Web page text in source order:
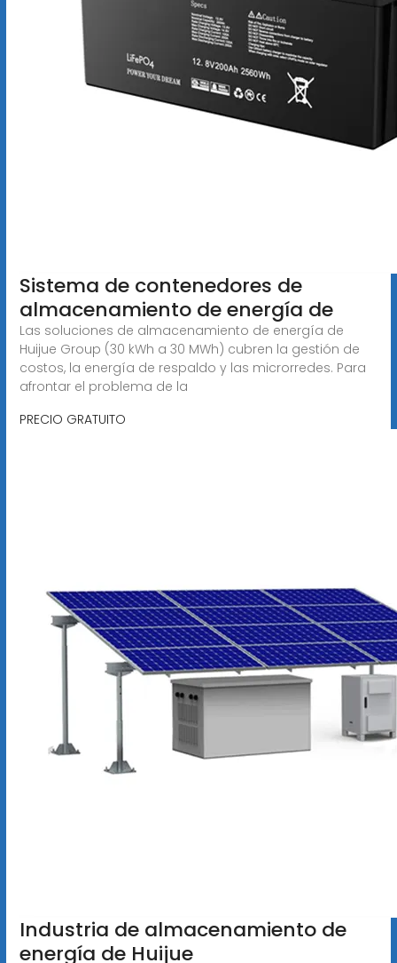
Sistema de contenedores de
almacenamiento de energía de
Las soluciones de almacenamiento de energía de
Huijue Group (30 kWh a 30 MWh) cubren la gestión de
costos, la energía de respaldo y las microrredes. Para
afrontar el problema de la
PRECIO GRATUITO
Industria de almacenamiento de
energía de Huijue